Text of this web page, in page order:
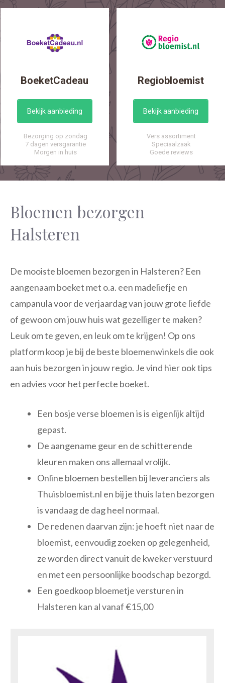
BoeketCadeau
Bekijk aanbieding
Bezorging op zondag
7 dagen versgarantie
Morgen in huis
Regiobloemist
Bekijk aanbieding
Vers assortiment
Speciaalzaak
Goede reviews
Bloemen bezorgen
Halsteren
De mooiste bloemen bezorgen in Halsteren? Een
aangenaam boeket met o.a. een madeliefje en
campanula voor de verjaardag van jouw grote liefde
of gewoon om jouw huis wat gezelliger te maken?
Leuk om te geven, en leuk om te krijgen! Op ons
platform koop je bij de beste bloemenwinkels die ook
aan huis bezorgen in jouw regio. Je vind hier ook tips
en advies voor het perfecte boeket.
Een bosje verse bloemen is is eigenlijk altijd
gepast.
De aangename geur en de schitterende
kleuren maken ons allemaal vrolijk.
Online bloemen bestellen bij leveranciers als
Thuisbloemist.nl en bij je thuis laten bezorgen
is vandaag de dag heel normaal.
De redenen daarvan zijn: je hoeft niet naar de
bloemist, eenvoudig zoeken op gelegenheid,
ze worden direct vanuit de kweker verstuurd
en met een persoonlijke boodschap bezorgd.
Een goedkoop bloemetje versturen in
Halsteren kan al vanaf €15,00